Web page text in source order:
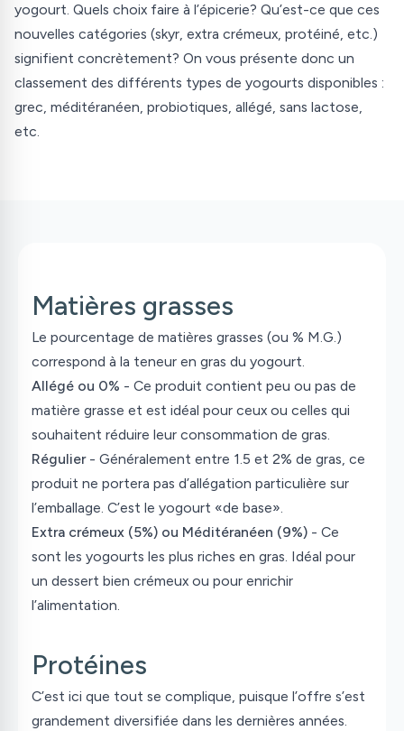
yogourt. Quels choix faire à l’épicerie? Qu’est-ce que ces
nouvelles catégories (skyr, extra crémeux, protéiné, etc.)
signifient concrètement? On vous présente donc un
classement des différents types de yogourts disponibles :
grec, méditéranéen, probiotiques, allégé, sans lactose,
etc.
Matières grasses
Le pourcentage de matières grasses (ou % M.G.)
correspond à la teneur en gras du yogourt.
Allégé ou 0% - Ce produit contient peu ou pas de
matière grasse et est idéal pour ceux ou celles qui
souhaitent réduire leur consommation de gras.
Régulier- Généralement entre 1.5 et 2% de gras, ce
produit ne portera pas d’allégation particulière sur
l’emballage. C’est le yogourt «de base».
Extra crémeux (5%) ou Méditéranéen (9%) - Ce
sont les yogourts les plus riches en gras. Idéal pour
un dessert bien crémeux ou pour enrichir
l’alimentation.
Protéines
C’est ici que tout se complique, puisque l’offre s’est
grandement diversifiée dans les dernières années.